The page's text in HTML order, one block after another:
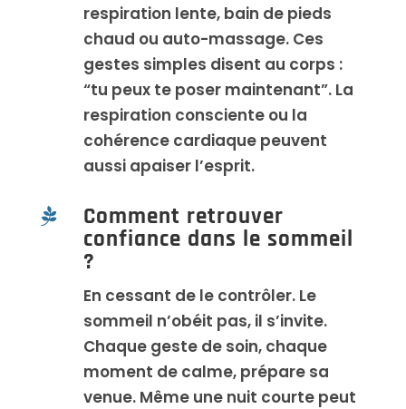
respiration lente, bain de pieds
chaud ou auto-massage. Ces
gestes simples disent au corps :
“tu peux te poser maintenant”. La
respiration consciente ou la
cohérence cardiaque peuvent
aussi apaiser l’esprit.
 Comment retrouver
confiance dans le sommeil
?
En cessant de le contrôler. Le
sommeil n’obéit pas, il s’invite.
Chaque geste de soin, chaque
moment de calme, prépare sa
venue. Même une nuit courte peut